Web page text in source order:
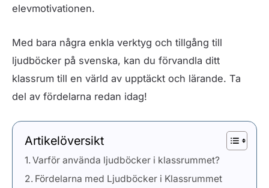
elevmotivationen.
Med bara några enkla verktyg och tillgång till
ljudböcker på svenska, kan du förvandla ditt
klassrum till en värld av upptäckt och lärande. Ta
del av fördelarna redan idag!
Artikelöversikt
Varför använda ljudböcker i klassrummet?
Fördelarna med Ljudböcker i Klassrummet